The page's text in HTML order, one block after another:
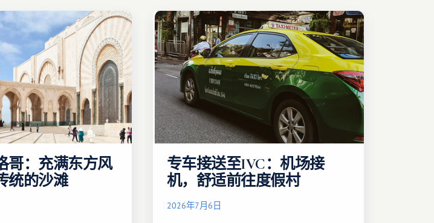
哥：充满东方风
统的沙滩
专车接送至IVC：机场接
机，舒适前往度假村
2026年7月6日